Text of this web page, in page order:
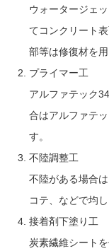
ウォータージェ
てコンクリート
部等は修復材を
プライマー工
アルファテック
合はアルファテ
す。
不陸調整工
不陸がある場合
コテ、などで均し
接着剤下塗り工
炭素繊維シート